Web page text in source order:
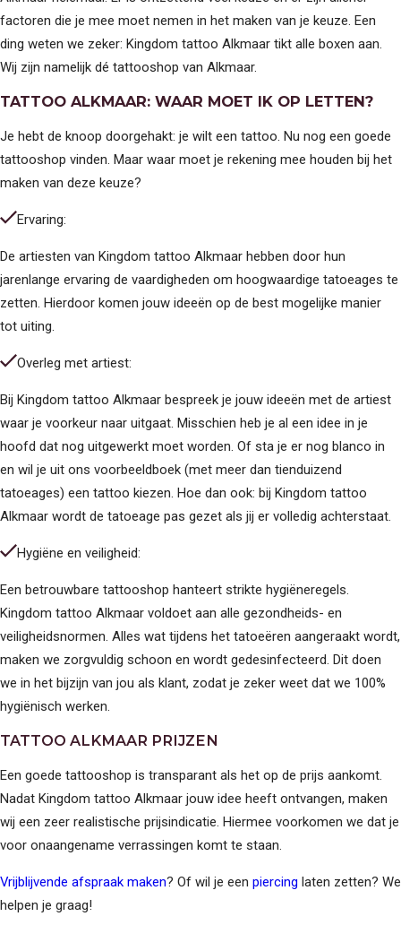
IMPRESSIE SHOP
CONTACT OPNEMEN
PIERCINGS
SOORTEN PIERCINGS
NAZORG PIERCINGS
PRIJSLIJST PIERCINGS
TOOTHGEMS
JOËLLE (TATTOO)
YUSSY (FINELINE AND
MORE)
ROMY (TATTOO)
VESTIGINGEN
VESTIGING ALKMAAR
VESTIGING PURMEREND
factoren die je mee moet nemen in het maken van je keuze. Een
ding weten we zeker: Kingdom tattoo Alkmaar tikt alle boxen aan.
Wij zijn namelijk dé tattooshop van Alkmaar.
TATTOO ALKMAAR: WAAR MOET IK OP LETTEN?
Je hebt de knoop doorgehakt: je wilt een tattoo. Nu nog een goede
tattooshop vinden. Maar waar moet je rekening mee houden bij het
maken van deze keuze?
Ervaring:
De artiesten van Kingdom tattoo Alkmaar hebben door hun
jarenlange ervaring de vaardigheden om hoogwaardige tatoeages te
zetten. Hierdoor komen jouw ideeën op de best mogelijke manier
tot uiting.
Overleg met artiest:
Bij Kingdom tattoo Alkmaar bespreek je jouw ideeën met de artiest
waar je voorkeur naar uitgaat. Misschien heb je al een idee in je
hoofd dat nog uitgewerkt moet worden. Of sta je er nog blanco in
en wil je uit ons voorbeeldboek (met meer dan tienduizend
tatoeages) een tattoo kiezen. Hoe dan ook: bij Kingdom tattoo
Alkmaar wordt de tatoeage pas gezet als jij er volledig achterstaat.
Hygiëne en veiligheid:
Een betrouwbare tattooshop hanteert strikte hygiëneregels.
Kingdom tattoo Alkmaar voldoet aan alle gezondheids- en
veiligheidsnormen. Alles wat tijdens het tatoeëren aangeraakt wordt,
maken we zorgvuldig schoon en wordt gedesinfecteerd. Dit doen
we in het bijzijn van jou als klant, zodat je zeker weet dat we 100%
hygiënisch werken.
TATTOO ALKMAAR PRIJZEN
Een goede tattooshop is transparant als het op de prijs aankomt.
Nadat Kingdom tattoo Alkmaar jouw idee heeft ontvangen, maken
wij een zeer realistische prijsindicatie. Hiermee voorkomen we dat je
voor onaangename verrassingen komt te staan.
Vrijblijvende afspraak maken? Of wil je een piercing laten zetten? We
helpen je graag!